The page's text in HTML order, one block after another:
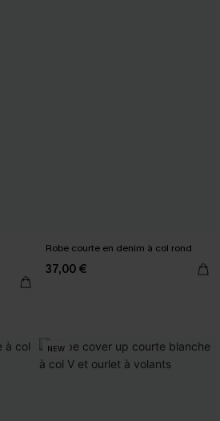
Robe courte en denim à col rond
37,00 €
NEW